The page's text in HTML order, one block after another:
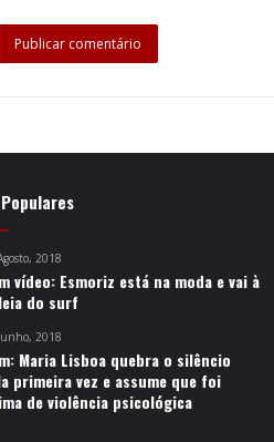
2018
vídeo: Esmoriz está na moda e vai à
do surf
2018
Maria Lisboa quebra o silêncio
primeira vez e assume que foi
de violência psicológica